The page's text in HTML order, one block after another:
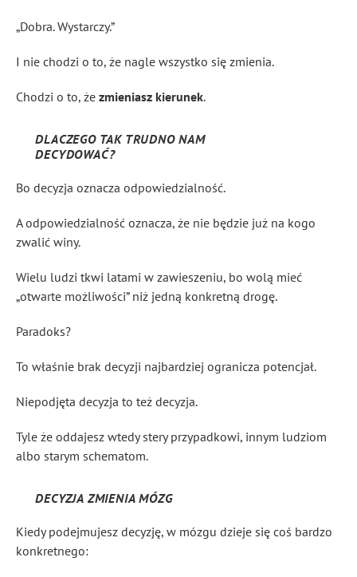
„Dobra. Wystarczy.”
I nie chodzi o to, że nagle wszystko się zmienia.
Chodzi o to, że zmieniasz kierunek.
DLACZEGO TAK TRUDNO NAM
DECYDOWAĆ?
Bo decyzja oznacza odpowiedzialność.
A odpowiedzialność oznacza, że nie będzie już na kogo
zwalić winy.
Wielu ludzi tkwi latami w zawieszeniu, bo wolą mieć
„otwarte możliwości” niż jedną konkretną drogę.
Paradoks?
To właśnie brak decyzji najbardziej ogranicza potencjał.
Niepodjęta decyzja to też decyzja.
Tyle że oddajesz wtedy stery przypadkowi, innym ludziom
albo starym schematom.
DECYZJA ZMIENIA MÓZG
Kiedy podejmujesz decyzję, w mózgu dzieje się coś bardzo
konkretnego: